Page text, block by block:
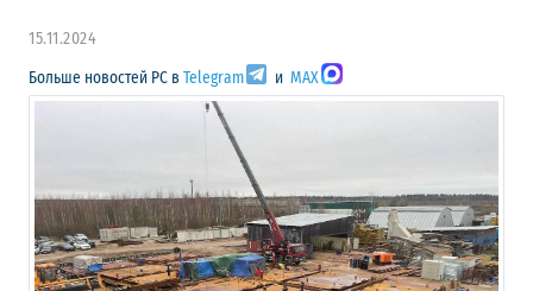
15.11.2024
Больше новостей РС в Telegram и MAX